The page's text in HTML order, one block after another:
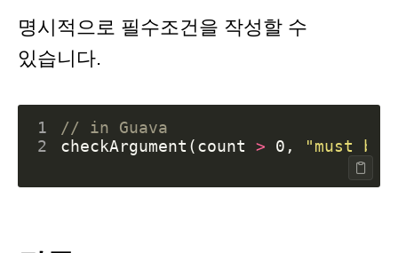
명시적으로 필수조건을 작성할 수
있습니다.
1
// in Guava
2
checkArgument (count > 0 , "must be